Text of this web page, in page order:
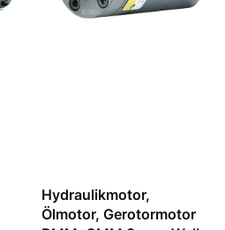
Hydraulikmotor,
Ölmotor, Gerotormotor